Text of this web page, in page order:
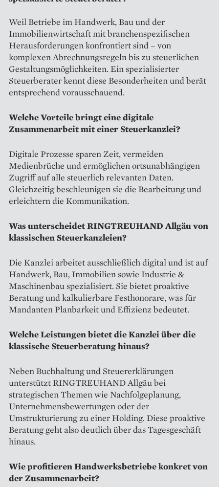
Weil Betriebe im Handwerk, Bau und der
Immobilienwirtschaft mit branchenspezifischen
Herausforderungen konfrontiert sind – von
komplexen Abrechnungsregeln bis zu steuerlichen
Gestaltungsmöglichkeiten. Ein spezialisierter
Steuerberater kennt diese Besonderheiten und berät
entsprechend vorausschauend.
Welche Vorteile bringt eine digitale
Zusammenarbeit mit einer Steuerkanzlei?
Digitale Prozesse sparen Zeit, vermeiden
Medienbrüche und ermöglichen ortsunabhängigen
Zugriff auf alle steuerlich relevanten Daten.
Gleichzeitig beschleunigen sie die Bearbeitung und
erleichtern die Kommunikation.
Was unterscheidet RINGTREUHAND Allgäu von
klassischen Steuerkanzleien?
Die Kanzlei arbeitet ausschließlich digital und ist auf
Handwerk, Bau, Immobilien sowie Industrie &
Maschinenbau spezialisiert. Sie bietet proaktive
Beratung und kalkulierbare Festhonorare, was für
Mandanten Planbarkeit und Effizienz bedeutet.
Welche Leistungen bietet die Kanzlei über die
klassische Steuerberatung hinaus?
Neben Buchhaltung und Steuererklärungen
unterstützt RINGTREUHAND Allgäu bei
strategischen Themen wie Nachfolgeplanung,
Unternehmensbewertungen oder der
Umstrukturierung zu einer Holding. Diese proaktive
Beratung geht also deutlich über das Tagesgeschäft
hinaus.
Wie profitieren Handwerksbetriebe konkret von
der Zusammenarbeit?